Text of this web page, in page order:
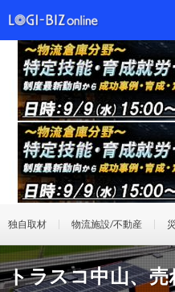
独自取材 物流施設/不動産
トラスコ中山、